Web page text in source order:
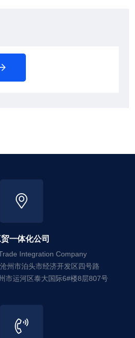
一体化公司
Integration Company
州市泊头市经济开发区四号路
市运河区泰大国际6#楼8层807号